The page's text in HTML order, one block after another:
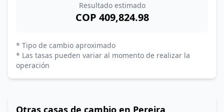
Resultado estimado
COP 409,824.98
* Tipo de cambio aproximado
* Las tasas pueden variar al momento de realizar la
operación
Otras casas de cambio en Pereira